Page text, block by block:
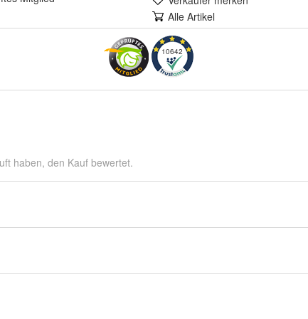
Alle Artikel
10642
haben, den Kauf bewertet.